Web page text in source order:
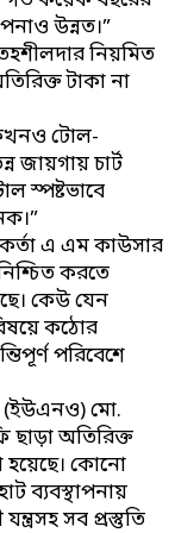
উন্নত।”
নিয়মিত
টাকা না
টোল-
জায়গায় চার্ট
স্পষ্টভাবে
এ এম কাউসার
করতে
কেউ যেন
কঠোর
পরিবেশে
(ইউএনও) মো.
ছাড়া অতিরিক্ত
হয়েছে। কোনো
ব্যবস্থাপনায়
সব প্রস্তুতি